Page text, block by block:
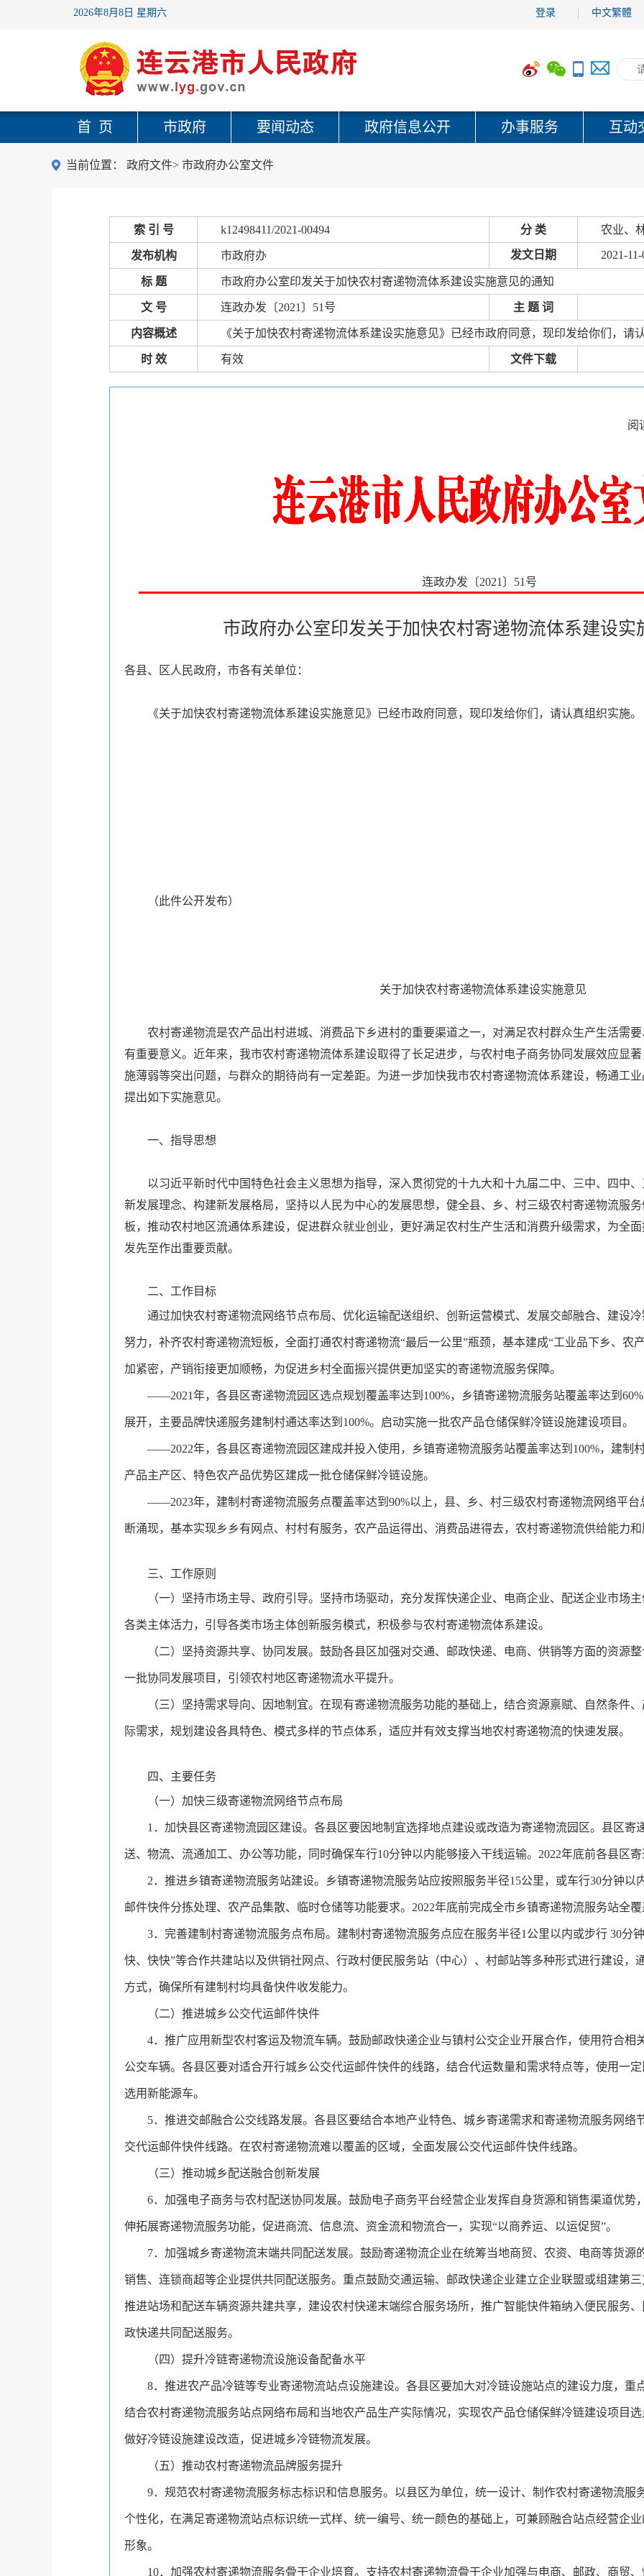
2026年8月8日 星期六 登录 中文繁體
首 页 市政府 要闻动态 政府信息公开 办事服务 互动
当前位置： 政府文件> 市政府办公室文件
索 引 号 k12498411/2021-00494 分 类 农业、
发布机构 市政府办 发文日期 2021-
标 题 市政府办公室印发关于加快农村寄递物流体系建设实施意见的通知
文 号 连政办发〔2021〕51号 主 题 词
内容概述 《关于加快农村寄递物流体系建设实施意见》已经市政府同意，现印发给你们，请
时 效 有效 文件下载
阅
连政办发〔2021〕51号
市政府办公室印发关于加快农村寄递物流体系建设实
各县、区人民政府，市各有关单位：
《关于加快农村寄递物流体系建设实施意见》已经市政府同意，现印发给你们，请认真组织实施。
（此件公开发布）
关于加快农村寄递物流体系建设实施意见
农村寄递物流是农产品出村进城、消费品下乡进村的重要渠道之一，对满足农村群众生产生活需
有重要意义。近年来，我市农村寄递物流体系建设取得了长足进步，与农村电子商务协同发展效应显
施薄弱等突出问题，与群众的期待尚有一定差距。为进一步加快我市农村寄递物流体系建设， 畅通工
提出如下实施意见。
一、指导思想
以习近平新时代中国特色社会主义思想为指导，深入贯彻党的十九大和十九届二中、三中、四中
新发展理念、构建新发展格局，坚持以人民为中心的发展思想，健全县、乡、村三级农村寄递物流服
板，推动农村地区流通体系建设，促进群众就业创业，更好满足农村生产生活和消费升级需求，为全
发先至作出重要贡献。
二、工作目标
通过加快农村寄递物流网络节点布局、优化运输配送组织、创新运营模式、发展交邮融合、建设
努力，补齐农村寄递物流短板，全面打通农村寄递物流“最后一公里”瓶颈，基本建成“工业品下乡、农
加紧密，产销衔接更加顺畅，为促进乡村全面振兴提供更加坚实的寄递物流服务保障。
——2021年，各县区寄递物流园区选点规划覆盖率达到100%，乡镇寄递物流服务站覆盖率达到
展开，主要品牌快递服务建制村通达率达到100%。启动实施一批农产品仓储保鲜冷链设施建设项目。
——2022年，各县区寄递物流园区建成并投入使用，乡镇寄递物流服务站覆盖率达到100%，建制
产品主产区、特色农产品优势区建成一批仓储保鲜冷链设施。
——2023年，建制村寄递物流服务点覆盖率达到90%以上，县、乡、村三级农村寄递物流网络平
断涌现，基本实现乡乡有网点、村村有服务，农产品运得出、消费品进得去，农村寄递物流供给能力
三、工作原则
（一）坚持市场主导、政府引导。 坚持市场驱动，充分发挥快递企业、电商企业、配送企业市场
各类主体活力，引导各类市场主体创新服务模式，积极参与农村寄递物流体系建设。
（二）坚持资源共享、协同发展。 鼓励各县区加强对交通、邮政快递、电商、供销等方面的资源
一批协同发展项目，引领农村地区寄递物流水平提升。
（三）坚持需求导向、因地制宜。 在现有寄递物流服务功能的基础上，结合资源禀赋、自然条件
际需求，规划建设各具特色、模式多样的节点体系，适应并有效支撑当地农村寄递物流的快速发展。
四、主要任务
（一）加快三级寄递物流网络节点布局
1 ． 加快县区寄递物流园区建设。 各县区要因地制宜选择地点建设或改造为寄递物流园区。 县区寄
送、物流、流通加工、办公等功能，同时确保车行10分钟以内能够接入干线运输。2022年底前各县区
2． 推进乡镇寄递物流服务站建设。 乡镇寄递物流服务站应按照服务半径15公里，或车行30分钟以
邮件快件分拣处理、农产品集散、临时仓储等功能要求。2022年底前完成全市乡镇寄递物流服务站全
3． 完善建制村寄递物流服务点布局。 建制村寄递物流服务点应在服务半径1公里以内或步行 30分
快、快快”等合作共建站以及供销社网点、行政村便民服务站（中心）、村邮站等多种形式进行建设，
方式，确保所有建制村均具备快件收发能力。
（二）推进城乡公交代运邮件快件
4． 推广应用新型农村客运及物流车辆。鼓励邮政快递企业与镇村公交企业开展合作，使用符合相
公交车辆。各县区要对适合开行城乡公交代运邮件快件的线路，结合代运数量和需求特点等，使用一
选用新能源车。
5． 推进交邮融合公交线路发展。各县区要结合本地产业特色、城乡寄递需求和寄递物流服务网络
交代运邮件快件线路。在农村寄递物流难以覆盖的区域，全面发展公交代运邮件快件线路。
（三）推动城乡配送融合创新发展
6． 加强电子商务与农村配送协同发展。 鼓励电子商务平台经营企业发挥自身货源和销售渠道优势
伸拓展寄递物流服务功能，促进商流、信息流、资金流和物流合一，实现“以商养运、以运促贸”。
7． 加强城乡寄递物流末端共同配送发展。 鼓励寄递物流企业在统筹当地商贸、农资、电商等货源
销售、连锁商超等企业提供共同配送服务。重点鼓励交通运输、邮政快递企业建立企业联盟或组建第
推进站场和配送车辆资源共建共享，建设农村快递末端综合服务场所，推广智能快件箱纳入便民服务
政快递共同配送服务。
（四）提升冷链寄递物流设施设备配备水平
8． 推进农产品冷链等专业寄递物流站点设施建设。 各县区要加大对冷链设施站点的建设力度，重
结合农村寄递物流服务站点网络布局和当地农产品生产实际情况，实现农产品仓储保鲜冷链建设项目
做好冷链设施建设改造，促进城乡冷链物流发展。
（五）推动农村寄递物流品牌服务提升
9． 规范农村寄递物流服务标志标识和信息服务。 以县区为单位，统一设计、制作农村寄递物流服
个性化，在满足寄递物流站点标识统一式样、统一编号、统一颜色的基础上，可兼顾融合站点经营企
形象。
10． 加强农村寄递物流服务骨干企业培育。 支持农村寄递物流骨干企业加强与电商、邮政、商贸